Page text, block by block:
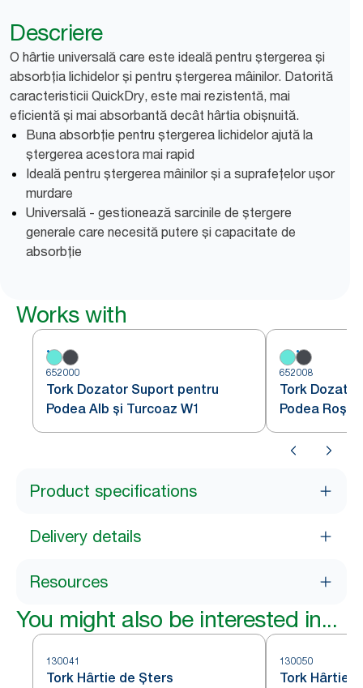
Descriere
O hârtie universală care este ideală pentru ștergerea și
absorbția lichidelor și pentru ștergerea mâinilor. Datorită
caracteristicii QuickDry, este mai rezistentă, mai
eficientă și mai absorbantă decât hârtia obișnuită.
Buna absorbție pentru ștergerea lichidelor ajută la
ștergerea acestora mai rapid
Ideală pentru ștergerea mâinilor și a suprafețelor ușor
murdare
Universală - gestionează sarcinile de ștergere
generale care necesită putere și capacitate de
absorbție
Works with
652000
Tork Dozator Suport pentru
Podea Alb și Turcoaz W1
652008
Tork
Podea Roșu
Product specifications
Delivery details
Resources
You might also be interested in...
130041
Tork Hârtie de Șters
130050
Tork Hârtie